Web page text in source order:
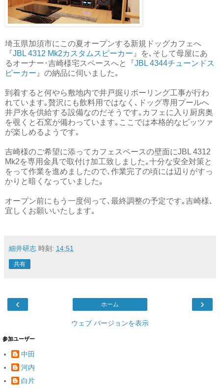
埼玉県加須市にこの夏オープンする新規ドッグカフェへ
『JBL 4312 Mk2カスタムスピーカー 』を､そして母屋にあ
るオーナー･吉崎様宅スペースへと『JBL 4344チューンドス
ピーカー 』の納品に伺いました｡
到着すると何やら敷地内で井戸掘りボーリング工事が行わ
れています｡贅沢にも飲料用ではなく､ドッグ専用プールへ
井戸水を供給する設備なのだそうです｡カフェに入り厨房奥
を覗くと石窯が備わっています｡ここでは本格的なピッツァ
が楽しめるようです｡
吉崎様のご希望に添ってカフェスペースの壁面にJBL 4312
Mk2を専用金具で取付け加工致しました｡十分な安全対策と
をって作業を進めましたので､作業完了の頃には辺りがすっ
かりと暗くなっていました｡
オープン前にもう一度伺って､最終調整の予定です｡吉崎様､
宜しくお願いいたします｡
細井研志 時刻: 14:51
共有
‹ ›
ホーム
ウェブ バージョンを表示
参加ユーザー
中田
河内
白片